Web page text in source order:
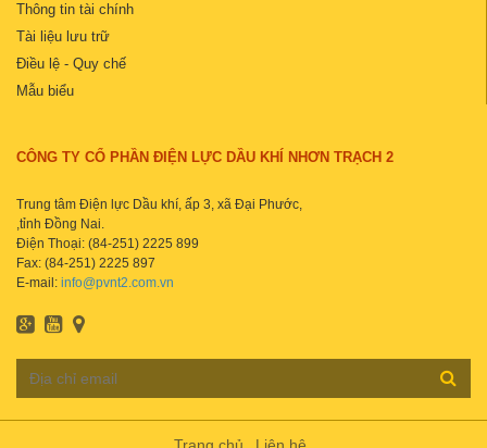
Thông tin tài chính
Tài liệu lưu trữ
Điều lệ - Quy chế
Mẫu biểu
CÔNG TY CỔ PHẦN ĐIỆN LỰC DẦU KHÍ NHƠN TRẠCH 2
Trung tâm Điện lực Dầu khí, ấp 3, xã Đại Phước,
,tỉnh Đồng Nai.
Điện Thoại: (84-251) 2225 899
Fax: (84-251) 2225 897
E-mail: info@pvnt2.com.vn